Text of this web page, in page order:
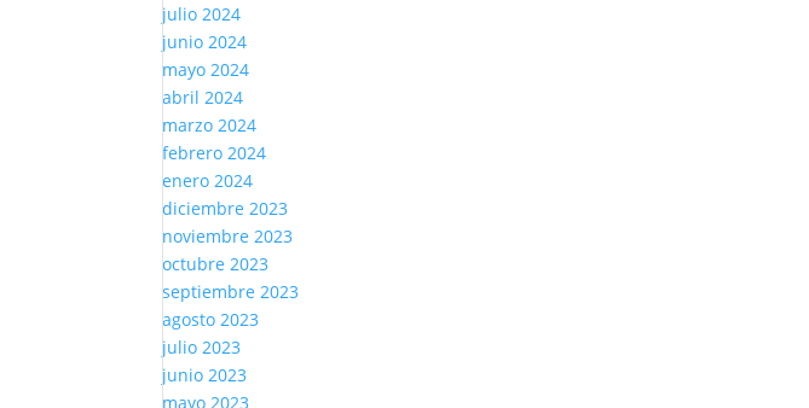
julio 2024
junio 2024
mayo 2024
abril 2024
marzo 2024
febrero 2024
enero 2024
diciembre 2023
noviembre 2023
octubre 2023
septiembre 2023
agosto 2023
julio 2023
junio 2023
mayo 2023